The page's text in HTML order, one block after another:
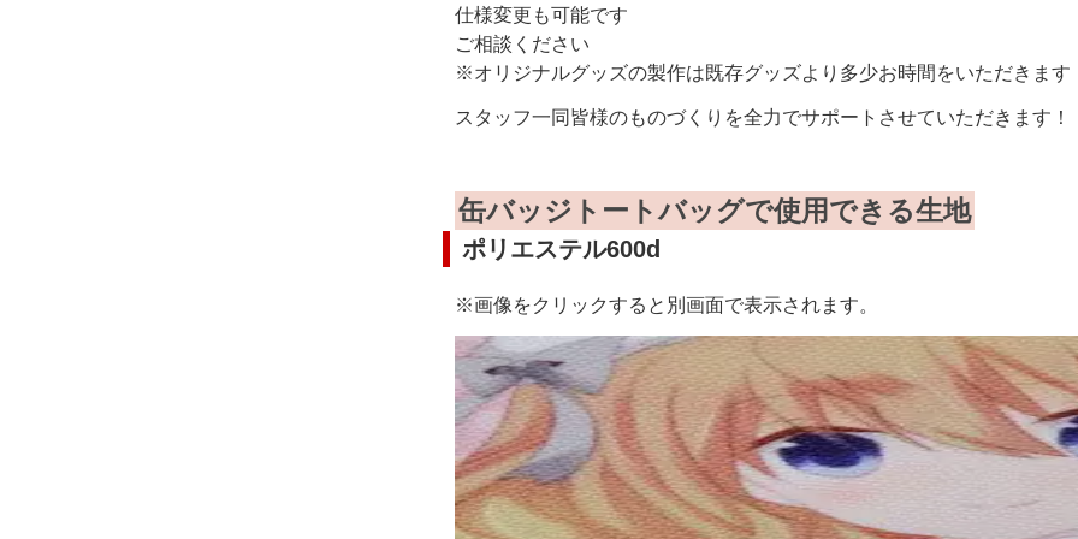
仕様変更も可能です
ご相談ください
※オリジナルグッズの製作は既存グッズより多少お時間をいただきます
スタッフ一同皆様のものづくりを全力でサポートさせていただきます！
缶バッジトートバッグで使用できる生地
ポリエステル600d
※画像をクリックすると別画面で表示されます。